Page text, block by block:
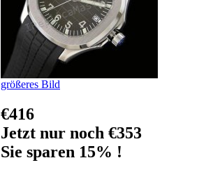
größeres Bild
€416
Jetzt nur noch €353
Sie sparen 15% !